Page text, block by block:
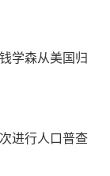
学森从美国归
进行人口普查